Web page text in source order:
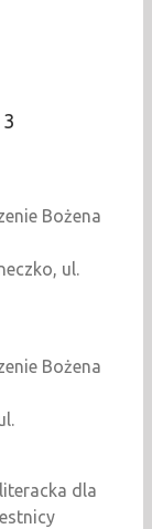
Bożena
ul.
Bożena
dla